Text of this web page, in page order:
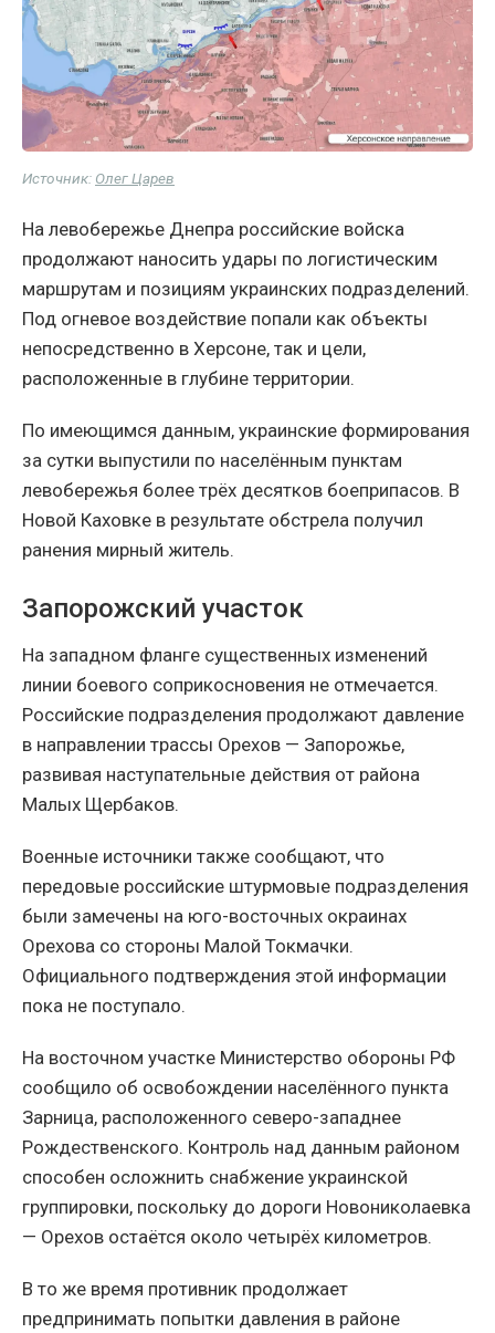
Источник: Олег Царев
На левобережье Днепра российские войска
продолжают наносить удары по логистическим
маршрутам и позициям украинских подразделений.
Под огневое воздействие попали как объекты
непосредственно в Херсоне, так и цели,
расположенные в глубине территории.
По имеющимся данным, украинские формирования
за сутки выпустили по населённым пунктам
левобережья более трёх десятков боеприпасов. В
Новой Каховке в результате обстрела получил
ранения мирный житель.
Запорожский участок
На западном фланге существенных изменений
линии боевого соприкосновения не отмечается.
Российские подразделения продолжают давление
в направлении трассы Орехов — Запорожье,
развивая наступательные действия от района
Малых Щербаков.
Военные источники также сообщают, что
передовые российские штурмовые подразделения
были замечены на юго-восточных окраинах
Орехова со стороны Малой Токмачки.
Официального подтверждения этой информации
пока не поступало.
На восточном участке Министерство обороны РФ
сообщило об освобождении населённого пункта
Зарница, расположенного северо-западнее
Рождественского. Контроль над данным районом
способен осложнить снабжение украинской
группировки, поскольку до дороги Новониколаевка
— Орехов остаётся около четырёх километров.
В то же время противник продолжает
предпринимать попытки давления в районе